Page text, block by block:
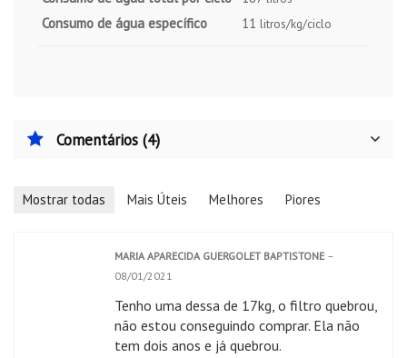
Consumo de água específico 11 litros/kg/ciclo
Comentários (4)
Mostrar todas Mais Úteis Melhores Piores
MARIA APARECIDA GUERGOLET BAPTISTONE –
08/01/2021
Tenho uma dessa de 17kg, o filtro quebrou,
não estou conseguindo comprar. Ela não
tem dois anos e já quebrou.